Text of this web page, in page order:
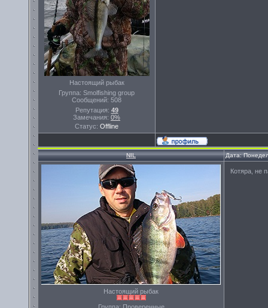
Настоящий рыбак
Группа: Smolfishing group
Сообщений: 508
Репутация: 49
Замечания: 0%
Статус: Offline
NIL Дата:
Настоящий рыбак
Котяра, не